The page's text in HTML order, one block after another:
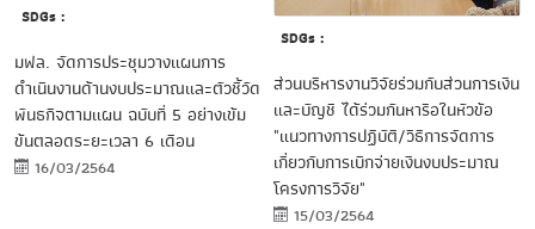
SDGs :
มฟล. จัดการประชุมวางแผนการ
ดำเนินงานด้านงบประมาณและตัวชี้วัด
พันธกิจตามแผน ฉบับที่ 5 อย่างเข้ม
ข้นตลอดระยะเวลา 6 เดือน
16/03/2564
SDGs :
ส่วนบริหารงานวิจัยร่วมกับส่วนการเงิน
และบัญชี ได้ร่วมกันหารือในหัวข้อ
"แนวทางการปฏิบัติ/วิธีการจัดการ
เกี่ยวกับการเบิกจ่ายเงินงบประมาณ
โครงการวิจัย"
15/03/2564